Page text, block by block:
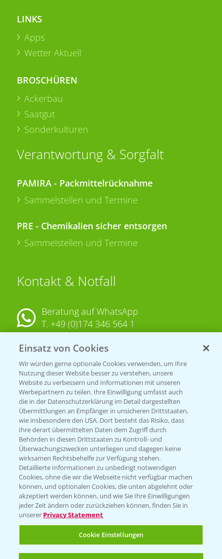
LINKS
Apps
Wetter Aktuell
BROSCHÜREN
Ackerbau
Saatgut
Sonderkulturen
Verantwortung & Sorgfalt
PAMIRA - Packmittelrücknahme
Sammelstellen und Termine
PRE - Chemikalien sicher entsorgen
Sammelstellen und Termine
Kontakt & Notfall
Beratung auf WhatsApp
T. +49 (0)174 346 564 1
KONTAKT
Hilfe in Notfällen
T.+49 (0)214/30-20220
Folgen Sie uns
Einsatz von Cookies
Wir würden gerne optionale Cookies verwenden, um Ihre
Nutzung dieser Website besser zu verstehen, unsere
Website zu verbessern und Informationen mit unseren
Werbepartnern zu teilen. Ihre Einwilligung umfasst auch
die in der Datenschutzerklärung im Detail dargestellten
Übermittlungen an Empfänger in unsicheren Drittstaaten,
wie insbesondere den USA. Dort besteht das Risiko, dass
Ihre derart übermittelten Daten dem Zugriff durch
Behörden in diesen Drittstaaten zu Kontroll- und
Überwachungszwecken unterliegen und dagegen keine
wirksamen Rechtsbehelfe zur Verfügung stehen.
Detaillierte Informationen zu unbedingt notwendigen
Cookies, ohne die wir die Webseite nicht verfügbar machen
können, und optionalen Cookies, die unten abgelehnt oder
akzeptiert werden können, und wie Sie Ihre Einwilligungen
jeder Zeit ändern oder zurückziehen können, finden Sie in
unserer Privacy Statement
Cookie Einstellungen